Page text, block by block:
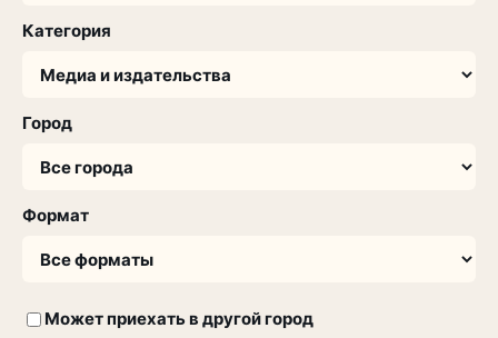
Категория
Город
Формат
Может приехать в другой город